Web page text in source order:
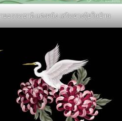
ธรรมชาติ แต่งผนัง เสริมฮวงจุ้ยในบ้าน